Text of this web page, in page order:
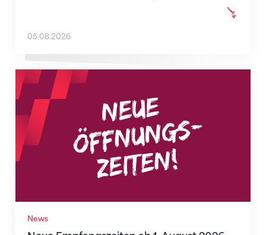
05.08.2026
News
Neue Empfangszeiten ab 1. August 2026